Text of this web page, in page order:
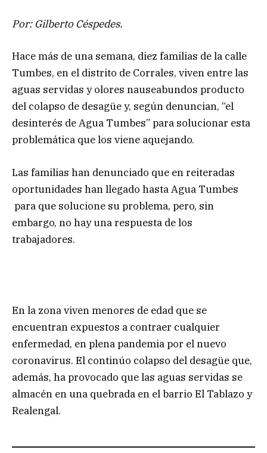
Por: Gilberto Céspedes.
Hace más de una semana, diez familias de la calle
Tumbes, en el distrito de Corrales, viven entre las
aguas servidas y olores nauseabundos producto
del colapso de desagüe y, según denuncian, “el
desinterés de Agua Tumbes” para solucionar esta
problemática que los viene aquejando.
Las familias han denunciado que en reiteradas
oportunidades han llegado hasta Agua Tumbes
para que solucione su problema, pero, sin
embargo, no hay una respuesta de los
trabajadores.
En la zona viven menores de edad que se
encuentran expuestos a contraer cualquier
enfermedad, en plena pandemia por el nuevo
coronavirus. El continúo colapso del desagüe que,
además, ha provocado que las aguas servidas se
almacén en una quebrada en el barrio El Tablazo y
Realengal.